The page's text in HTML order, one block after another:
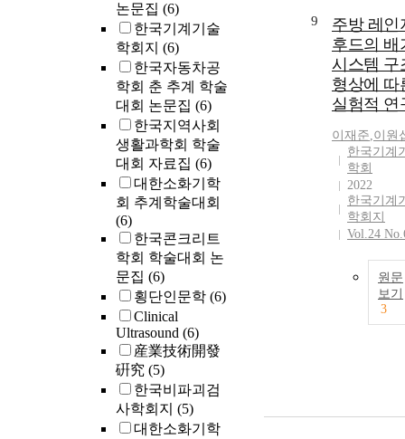
논문집 (6)
한국기계기술
학회지 (6)
한국자동차공
학회 춘 추계 학술
대회 논문집 (6)
한국지역사회
생활과학회 학술
대회 자료집 (6)
대한소화기학
회 추계학술대회
(6)
한국콘크리트
학회 학술대회 논
문집 (6)
횡단인문학 (6)
Clinical
Ultrasound (6)
産業技術開發
硏究 (5)
한국비파괴검
사학회지 (5)
대한소화기학
9
주방 레인
후드의 배
시스템 구
형상에 따
실험적 연
이재준,이원
한국기계
학회
2022
한국기계
학회지
Vol.24
원문
보기
3